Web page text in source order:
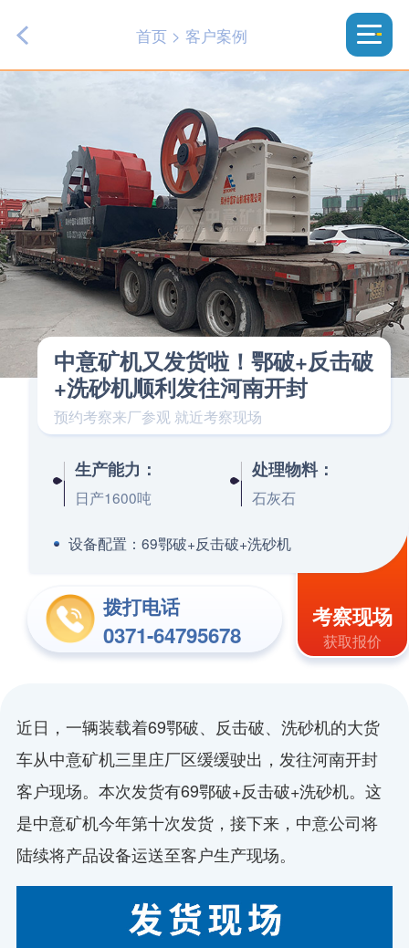
首页 >客户案例
中意矿机又发货啦！鄂破+反击破
+洗砂机顺利发往河南开封
预约考察来厂参观 就近考察现场
生产能力：
日产1600吨
处理物料：
石灰石
设备配置：69鄂破+反击破+洗砂机
拨打电话
0371-64795678
考察现场
获取报价
近日，一辆装载着69鄂破、反击破、洗砂机的大货
车从中意矿机三里庄厂区缓缓驶出，发往河南开封
客户现场。本次发货有69鄂破+反击破+洗砂机。这
是中意矿机今年第十次发货，接下来，中意公司将
陆续将产品设备运送至客户生产现场。